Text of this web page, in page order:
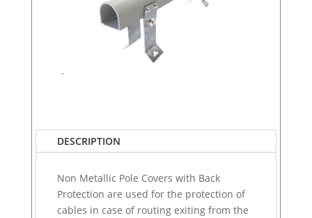
DESCRIPTION
Non Metallic Pole Covers with Back
Protection are used for the protection of
cables in case of routing exiting from the